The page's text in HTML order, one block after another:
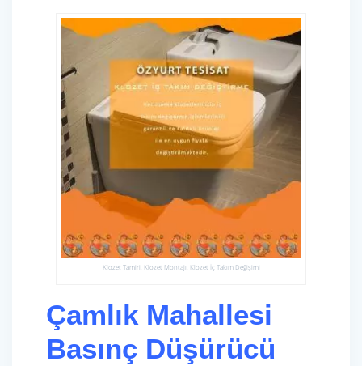
Klozet Tamiri, Klozet Montajı, Klozet İç Takım Değişimi
Çamlık Mahallesi
Basınç Düşürücü